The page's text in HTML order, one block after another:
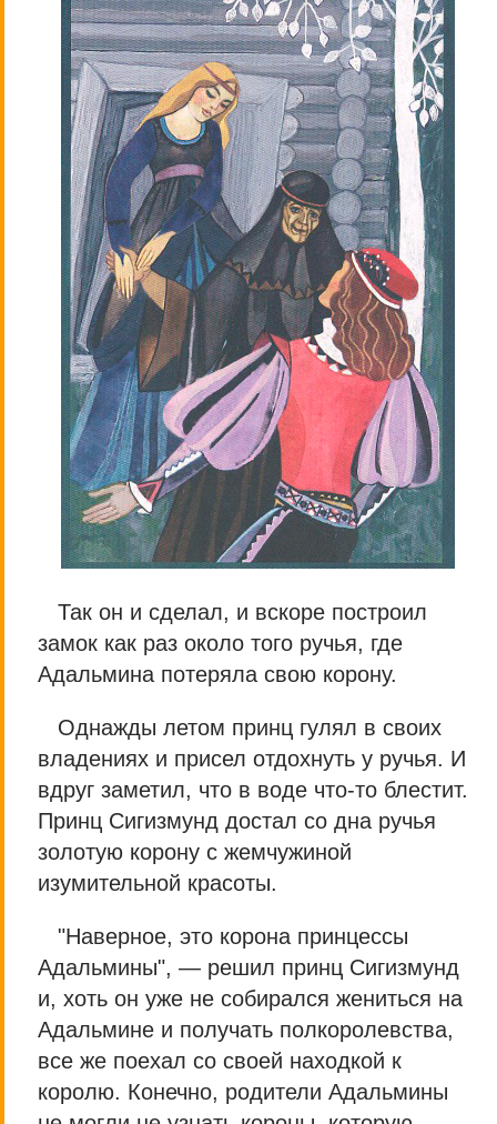
Так он и сделал, и вскоре построил
замок как раз около того ручья, где
Адальмина потеряла свою корону.
Однажды летом принц гулял в своих
владениях и присел отдохнуть у ручья. И
вдруг заметил, что в воде что-то блестит.
Принц Сигизмунд достал со дна ручья
золотую корону с жемчужиной
изумительной красоты.
"Наверное, это корона принцессы
Адальмины", — решил принц Сигизмунд
и, хоть он уже не собирался жениться на
Адальмине и получать полкоролевства,
все же поехал со своей находкой к
королю. Конечно, родители Адальмины